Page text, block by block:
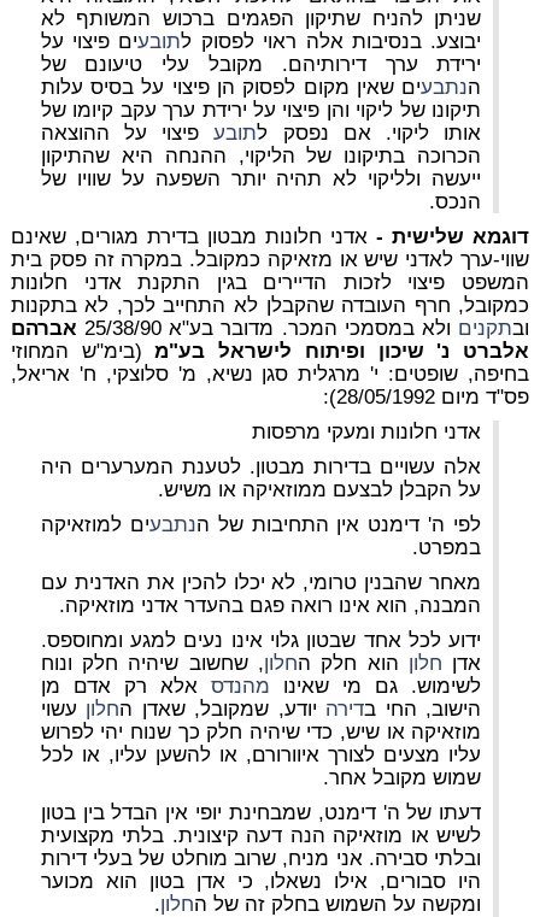
שניתן להניח שתיקון הפגמים ברכוש המשותף לא
יבוצע. בנסיבות אלה ראוי לפסוק לתובעים פיצוי על
ירידת ערך דירותיהם. מקובל עלי טיעונם של
הנתבעים שאין מקום לפסוק הן פיצוי על בסיס עלות
תיקונו של ליקוי והן פיצוי על ירידת ערך עקב קיומו של
אותו ליקוי. אם נפסק לתובעפיצוי על ההוצאה
הכרוכה בתיקונו של הליקוי, ההנחה היא שהתיקון
ייעשה ולליקוי לא תהיה יותר השפעה על שוויו של
הנכס.
דוגמא שלישית -אדני חלונות מבטון בדירת מגורים, שאינם
שווי-ערך לאדני שיש או מזאיקה כמקובל. במקרה זה פסק בית
המשפט פיצוי לזכות הדיירים בגין התקנת אדני חלונות
כמקובל, חרף העובדה שהקבלן לא התחייב לכך, לא בתקנות
ובתקנים ולא במסמכי המכר. מדובר בע"א 25/38/90
אברהם
אלברט נ' שיכון ופיתוח לישראל בע"מ(בימ"ש המחוזי
בחיפה, שופטים: י' מרגלית סגן נשיא, מ' סלוצקי, ח' אריאל,
פס"ד מיום 28/05/1992):
אדני חלונות ומעקי מרפסות
אלה עשויים בדירות מבטון. לטענת המערערים היה
על הקבלן לבצעם ממוזאיקה או משיש.
לפי ה' דימנט אין התחיבות של הנתבעים למוזאיקה
במפרט.
מאחר שהבנין טרומי, לא יכלו להכין את האדנית עם
המבנה, הוא אינו רואה פגם בהעדר אדני מוזאיקה.
ידוע לכל אחד שבטון גלוי אינו נעים למגע ומחוספס.
אדן חלון הוא חלק החלון, שחשוב שיהיה חלק ונוח
לשימוש. גם מי שאינו מהנדס אלא רק אדם מן
הישוב, החי בדירה יודע, שמקובל, שאדן החלון עשוי
מוזאיקה או שיש, כדי שיהיה חלק כך שנוח יהי לפרוש
עליו מצעים לצורך איוורורם, או להשען עליו, או לכל
שמוש מקובל אחר.
דעתו של ה' דימנט, שמבחינת יופי אין הבדל בין בטון
לשיש או מוזאיקה הנה דעה קיצונית. בלתי מקצועית
ובלתי סבירה. אני מניח, שרוב מוחלט של בעלי דירות
היו סבורים, אילו נשאלו, כי אדן בטון הוא מכוער
ומקשה על השמוש בחלק זה של החלון.